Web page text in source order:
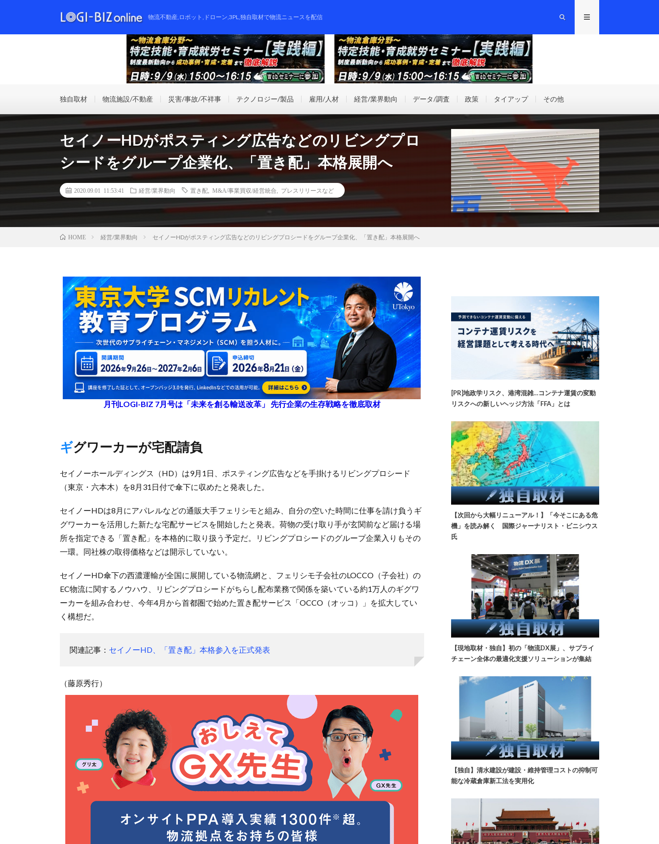
物流不動産,ロボット,ドローン,3PL,独自取材で物流ニュースを配信
独自取材 物流施設/不動産 災害/事故/不祥事 テクノロジー/製品 雇用/人材 経営/業界動向 データ/調査 政策 タイアップ その他
セイノーHDがポスティング広告などのリビングプロ
シードをグループ企業化、「置き配」本格展開へ
2020.09.01 11:53:41 経営/業界動向 置き配 M&A/事業買収/経営統合 プレスリリースなど
HOME 経営/業界動向 セイノーHDがポスティング広告などのリビングプロシードをグループ企業化、「置き配」本格展開へ
月刊LOGI-BIZ 7月号は「未来を創る輸送改革」 先行企業の生存戦略を徹底取材
ギグワーカーが宅配請負
セイノーホールディングス（HD）は9月1日、ポスティング広告などを手掛けるリビングプロシード
（東京・六本木）を8月31日付で傘下に収めたと発表した。
セイノーHDは8月にアパレルなどの通販大手フェリシモと組み、自分の空いた時間に仕事を請け負うギ
グワーカーを活用した新たな宅配サービスを開始したと発表。荷物の受け取り手が玄関前など届ける場
所を指定できる「置き配」を本格的に取り扱う予定だ。リビングプロシードのグループ企業入りもその
一環。同社株の取得価格などは開示していない。
セイノーHD傘下の西濃運輸が全国に展開している物流網と、フェリシモ子会社のLOCCO（子会社）の
EC物流に関するノウハウ、リビングプロシードがちらし配布業務で関係を築いている約1万人のギグワ
ーカーを組み合わせ、今年4月から首都圏で始めた置き配サービス「OCCO（オッコ）」を拡大してい
く構想だ。
関連記事： セイノーHD、「置き配」本格参入を正式発表
（藤原秀行）
[PR]地政学リスク、港湾混雑…コンテナ運賃の変動
リスクへの新しいヘッジ方法「FFA」とは
【次回から大幅リニューアル！】「今そこにある危
機」を読み解く 国際ジャーナリスト・ビニシウス
氏
【現地取材・独自】初の「物流DX展」、サプライ
チェーン全体の最適化支援ソリューションが集結
【独自】清水建設が建設・維持管理コストの抑制可
能な冷蔵倉庫新工法を実用化